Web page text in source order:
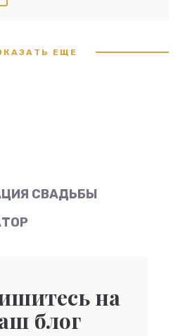
ЕЩЕ
СВАДЬБЫ
на
блог